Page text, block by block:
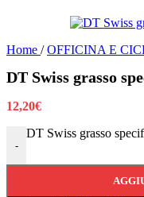
Home / OFFICINA E
DT Swiss grasso
12,20€
-
DT Swiss grasso